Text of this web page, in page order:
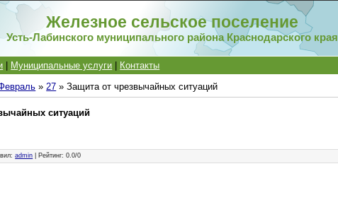
Железное сельское поселение
Усть-Лабинского муниципального района Краснодарского края
Муниципальные услуги Контакты
» 27 » Защита от чрезвычайных ситуаций
ситуаций
:admin Рейтинг:0.0/0